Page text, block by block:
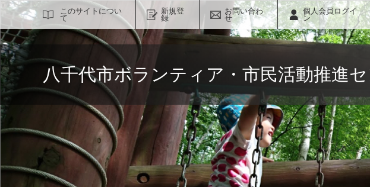
このサイトについ
て
新規登
録
お問い合わ
せ
個人会員ログイ
ン
サイト内検索
八千代市ボランティア・市民活動推進